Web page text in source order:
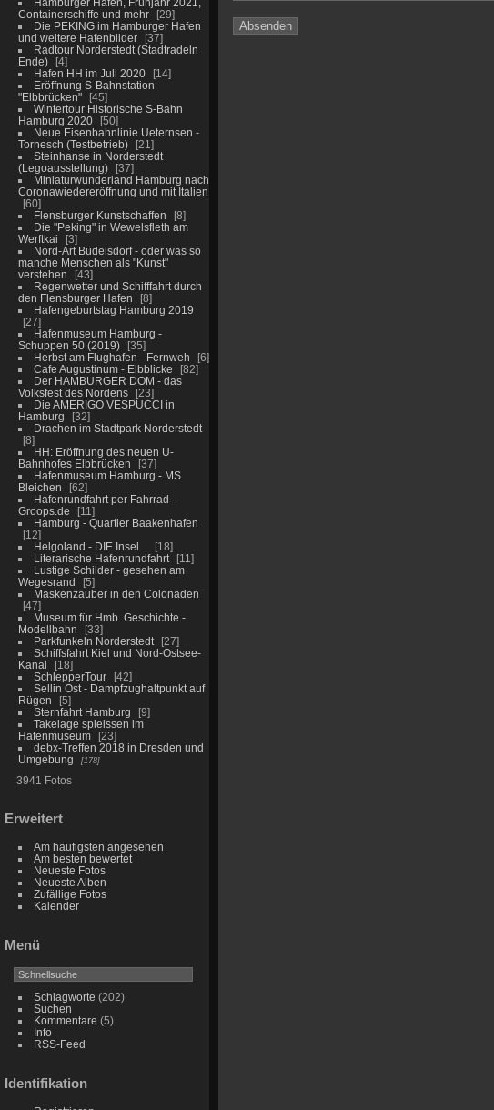
Containerschiffe und mehr
29
Die PEKING im Hamburger Hafen
und weitere Hafenbilder
37
Radtour Norderstedt (Stadtradeln
Ende)
4
Hafen HH im Juli 2020
14
Eröffnung S-Bahnstation
"Elbbrücken"
45
Wintertour Historische S-Bahn
Hamburg 2020
50
Neue Eisenbahnlinie Ueternsen -
Tornesch (Testbetrieb)
21
Steinhanse in Norderstedt
(Legoausstellung)
37
Miniaturwunderland Hamburg nach
Coronawiedereröffnung und mit Italien
60
Flensburger Kunstschaffen
8
Die "Peking" in Wewelsfleth am
Werftkai
3
Nord-Art Büdelsdorf - oder was so
manche Menschen als "Kunst"
verstehen
43
Regenwetter und Schifffahrt durch
den Flensburger Hafen
8
Hafengeburtstag Hamburg 2019
27
Hafenmuseum Hamburg -
Schuppen 50 (2019)
35
Herbst am Flughafen - Fernweh
6
Cafe Augustinum - Elbblicke
82
Der HAMBURGER DOM - das
Volksfest des Nordens
23
Die AMERIGO VESPUCCI in
Hamburg
32
Drachen im Stadtpark Norderstedt
8
HH: Eröffnung des neuen U-
Bahnhofes Elbbrücken
37
Hafenmuseum Hamburg - MS
Bleichen
62
Hafenrundfahrt per Fahrrad -
Groops.de
11
Hamburg - Quartier Baakenhafen
12
Helgoland - DIE Insel...
18
Literarische Hafenrundfahrt
11
Lustige Schilder - gesehen am
Wegesrand
5
Maskenzauber in den Colonaden
47
Museum für Hmb. Geschichte -
Modellbahn
33
Parkfunkeln Norderstedt
27
Schiffsfahrt Kiel und Nord-Ostsee-
Kanal
18
SchlepperTour
42
Sellin Ost - Dampfzughaltpunkt auf
Rügen
5
Sternfahrt Hamburg
9
Takelage spleissen im
Hafenmuseum
23
debx-Treffen 2018 in Dresden und
Umgebung
178
3941 Fotos
Erweitert
Am häufigsten angesehen
Am besten bewertet
Neueste Fotos
Neueste Alben
Zufällige Fotos
Kalender
Menü
Schlagworte (202)
Suchen
Kommentare (5)
Info
RSS-Feed
Identifikation